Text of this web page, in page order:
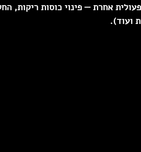
אחרת — פינוי כוסות ריקות,
ועוד).